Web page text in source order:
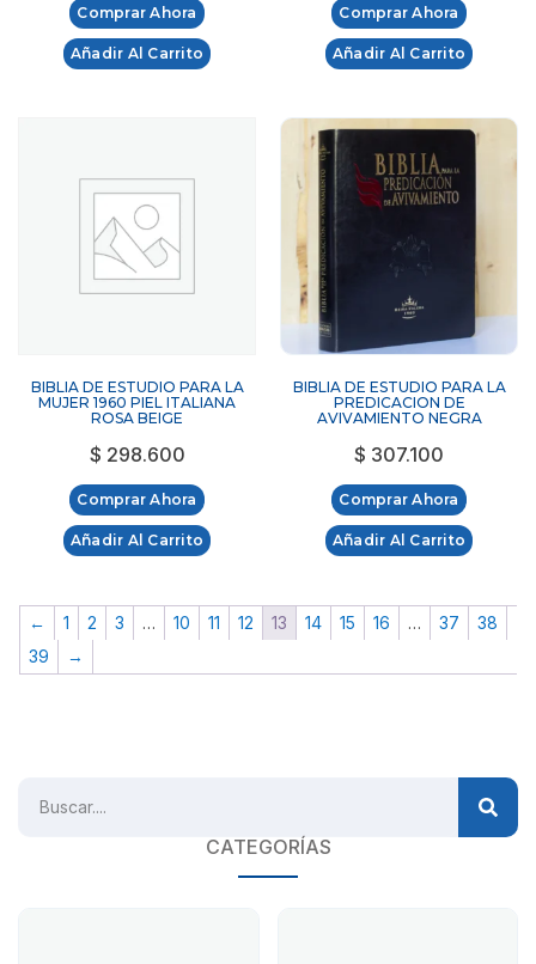
Comprar Ahora
Añadir Al Carrito
Comprar Ahora
Añadir Al Carrito
BIBLIA DE ESTUDIO PARA LA
MUJER 1960 PIEL ITALIANA
ROSA BEIGE
$ 298.600
Comprar Ahora
Añadir Al Carrito
BIBLIA DE ESTUDIO PARA LA
PREDICACION DE
AVIVAMIENTO NEGRA
$ 307.100
Comprar Ahora
Añadir Al Carrito
← 1 2 3 … 10 11 12 13 14 15 16 … 37
38
39
→
CATEGORÍAS